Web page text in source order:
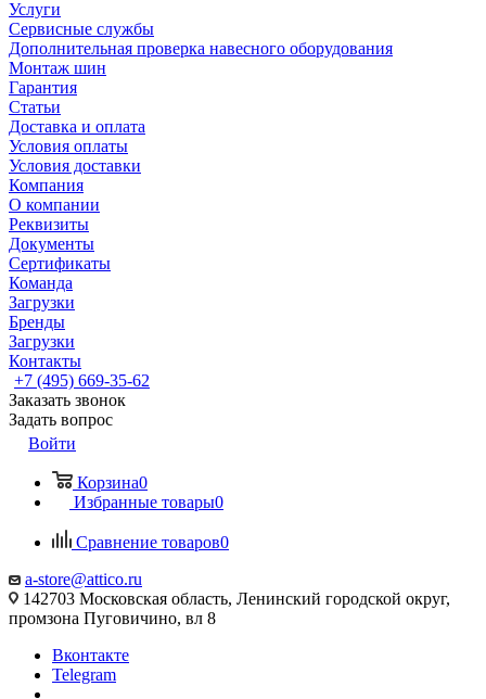
Услуги
Сервисные службы
Дополнительная проверка навесного оборудования
Монтаж шин
Гарантия
Статьи
Доставка и оплата
Условия оплаты
Условия доставки
Компания
О компании
Реквизиты
Документы
Сертификаты
Команда
Загрузки
Бренды
Загрузки
Контакты
+7 (495) 669-35-62
Заказать звонок
Задать вопрос
Войти
Корзина0
Избранные товары0
Сравнение товаров0
a-store@attico.ru
142703 Московская область, Ленинский городской округ,
промзона Пуговичино, вл 8
Вконтакте
Telegram